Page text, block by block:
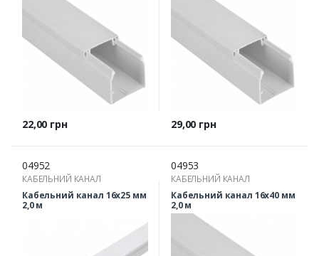
Ціна
22,00 грн Ціна
29,00 грн
04952
КАБЕЛЬНИЙ КАНАЛ
Кабельний канал 16х25 мм
2,0 м
04953
КАБЕЛЬНИЙ КАНАЛ
Кабельний канал 16х40 мм
2,0 м